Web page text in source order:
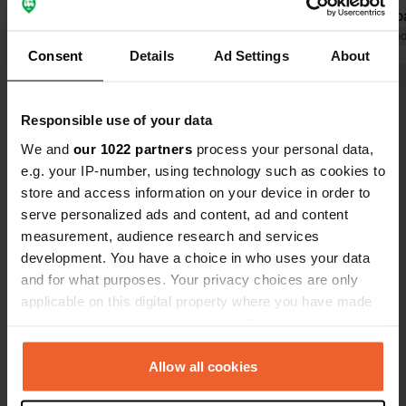
Consent Details Ad Settings About
Responsible use of your data
We and our 1022 partners process your personal data,
e.g. your IP-number, using technology such as cookies to
store and access information on your device in order to
serve personalized ads and content, ad and content
measurement, audience research and services
development. You have a choice in who uses your data
and for what purposes. Your privacy choices are only
applicable on this digital property where you have made
any time from the Cookie Declaration or by clicking on
the Privacy trigger icon.Allow all cookies
L'accès aux sanitaires étant fermé
par l'arrière, nous avons dû faire un
propres, mais la douche était
minuscule. Le Wi-Fi était censé être
gratuit partout, mais il ne fonctionnait
pas sur le terrain situé à l'arrière. À
éviter.
coûte 12 €
sanitaires
même s'ils
l'étoile en
Traduit par
Es-tu déjà venu ici ?
Contact